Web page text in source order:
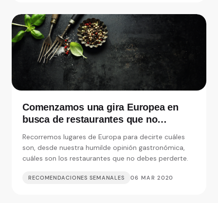
Comenzamos una gira Europea en
busca de restaurantes que no
Recorremos lugares de Europa para decirte cuáles
son, desde nuestra humilde opinión gastronómica,
cuáles son los restaurantes que no debes perderte.
RECOMENDACIONES SEMANALES 06 MAR 2020